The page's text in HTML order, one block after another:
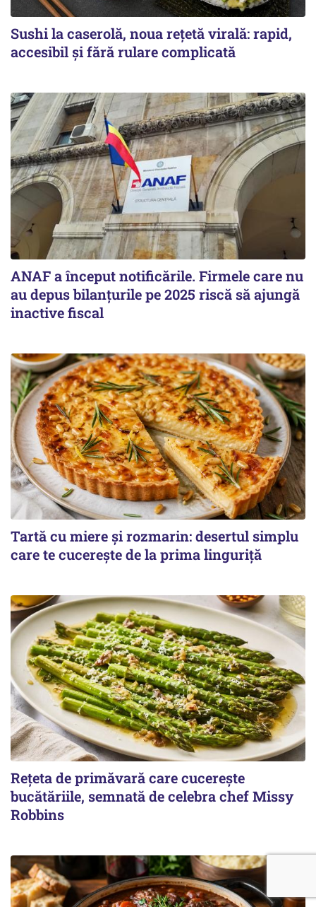
Sushi la caserolă, noua rețetă virală: rapid,
accesibil și fără rulare complicată
ANAF a început notificările. Firmele care nu
au depus bilanțurile pe 2025 riscă să ajungă
inactive fiscal
Tartă cu miere și rozmarin: desertul simplu
care te cucerește de la prima linguriță
Rețeta de primăvară care cucerește
bucătăriile, semnată de celebra chef Missy
Robbins